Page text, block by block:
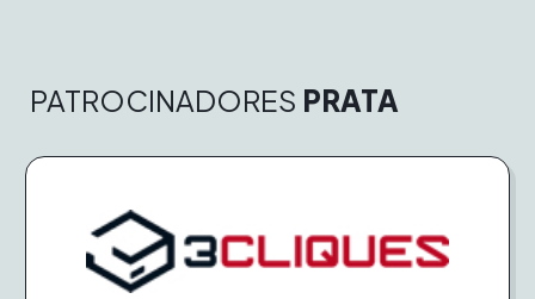
PATROCINADORES PRATA